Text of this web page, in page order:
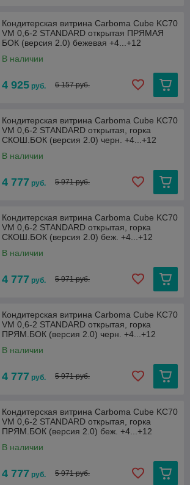
Кондитерская витрина Carboma Cube KC70
VM 0,6-2 STANDARD открытая ПРЯМАЯ
БОК (версия 2.0) бежевая +4...+12
В наличии
4 925 руб. 6 157 руб.
Кондитерская витрина Carboma Cube KC70
VM 0,6-2 STANDARD открытая, горка
СКОШ.БОК (версия 2.0) черн. +4...+12
В наличии
4 777 руб. 5 971 руб.
Кондитерская витрина Carboma Cube KC70
VM 0,6-2 STANDARD открытая, горка
СКОШ.БОК (версия 2.0) беж. +4...+12
В наличии
4 777 руб. 5 971 руб.
Кондитерская витрина Carboma Cube KC70
VM 0,6-2 STANDARD открытая, горка
ПРЯМ.БОК (версия 2.0) черн. +4...+12
В наличии
4 777 руб. 5 971 руб.
Кондитерская витрина Carboma Cube KC70
VM 0,6-2 STANDARD открытая, горка
ПРЯМ.БОК (версия 2.0) беж. +4...+12
В наличии
4 777 руб. 5 971 руб.